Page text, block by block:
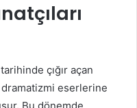
çığır açan
eserlerine
Bu dönemde